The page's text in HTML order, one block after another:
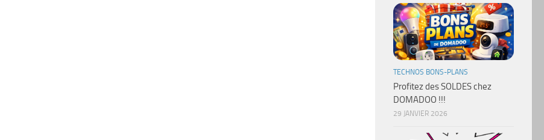
TECHNOS BONS-PLANS
Profitez des SOLDES chez
DOMADOO !!!
29 JANVIER 2026